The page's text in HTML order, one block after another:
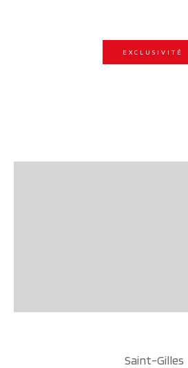
EXCLUSIVITÉ
Saint-Gilles